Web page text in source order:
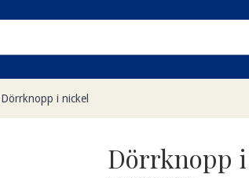
Dörrknopp i nickel
Dörrknopp